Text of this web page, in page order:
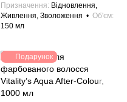
Призначення
Відновлення,
Живлення, Зволоження
Об'єм
150 мл
Подарунок